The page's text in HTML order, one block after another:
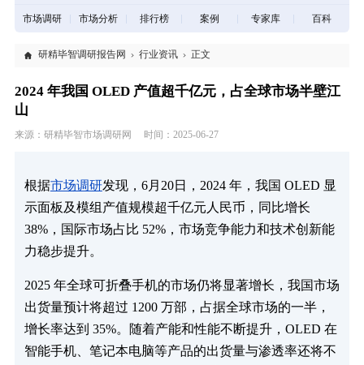
市场调研 市场分析 排行榜 案例 专家库 百科
研精毕智调研报告网 行业资讯 正文
2024 年我国 OLED 产值超千亿元，占全球市场半壁江
山
来源：研精毕智市场调研网 时间：2025-06-27
根据市场调研发现，6月20日，2024 年，我国 OLED 显
示面板及模组产值规模超千亿元人民币，同比增长
38%，国际市场占比 52%，市场竞争能力和技术创新能
力稳步提升。
2025 年全球可折叠手机的市场仍将显著增长，我国市场
出货量预计将超过 1200 万部，占据全球市场的一半，
增长率达到 35%。随着产能和性能不断提升，OLED 在
智能手机、笔记本电脑等产品的出货量与渗透率还将不